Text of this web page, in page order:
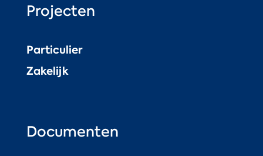
Projecten
Particulier
Zakelijk
Documenten